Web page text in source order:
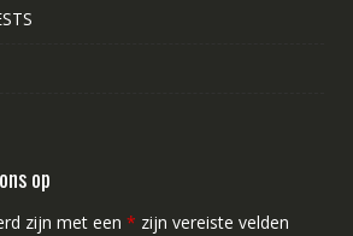
op
zijn met een * zijn vereiste velden